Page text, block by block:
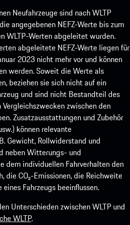
Neufahrzeuge sind nach WLTP
angegebenen NEFZ-Werte bis zum
WLTP-Werten abgeleitet wurden.
abgeleitete NEFZ-Werte liegen für
2023 nicht mehr vor und können
werden. Soweit die Werte als
beziehen sie sich nicht auf ein
und sind nicht Bestandteil des
zwischen den
Zusatzausstattungen und Zubehör
können relevante
Gewicht, Rollwiderstand und
neben Witterungs- und
dem individuellen Fahrverhalten den
CO₂-Emissionen, die Reichweite
Fahrzeugs beeinflussen.
Unterschieden zwischen WLTP und
WLTP.